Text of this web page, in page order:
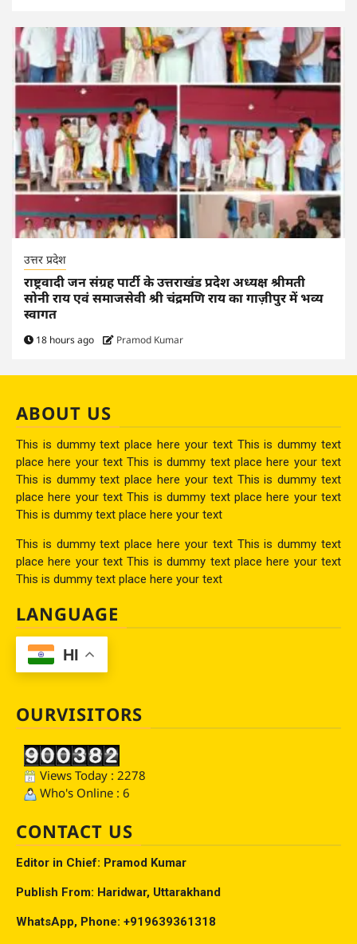
उत्तर प्रदेश
राष्ट्रवादी जन संग्रह पार्टी के उत्तराखंड प्रदेश अध्यक्ष श्रीमती
सोनी राय एवं समाजसेवी श्री चंद्रमणि राय का गाज़ीपुर में भव्य
स्वागत
18 hours ago Pramod Kumar
ABOUT US
This is dummy text place here your text This is dummy text
place here your text This is dummy text place here your text
This is dummy text place here your text This is dummy text
place here your text This is dummy text place here your text
This is dummy text place here your text
This is dummy text place here your text This is dummy text
place here your text This is dummy text place here your text
This is dummy text place here your text
LANGUAGE
HI
OURVISITORS
Views Today : 2278
Who's Online : 6
CONTACT US
Editor in Chief: Pramod Kumar
Publish From: Haridwar, Uttarakhand
WhatsApp, Phone: +919639361318